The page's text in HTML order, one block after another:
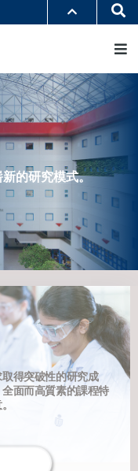
工作@科大
認識科大
的研究模式。
得突破性的研究成
面而高質素的課程特